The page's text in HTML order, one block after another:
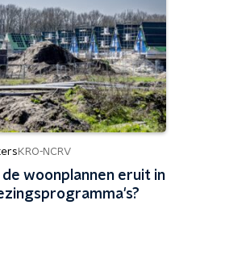
KRO-NCRV
de woonplannen eruit in